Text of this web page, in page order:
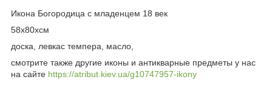
Икона Богородица с младенцем 18 век
58х80хсм
доска, левкас темпера, масло,
смотрите также другие иконы и антикварные предметы у нас
на сайте https://atribut.kiev.ua/g10747957-ikony